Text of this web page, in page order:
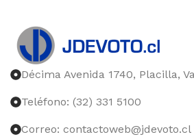
Décima Avenida 1740, Placilla,
Teléfono: (32) 331 5100
Correo: contactoweb@jdevoto.cl